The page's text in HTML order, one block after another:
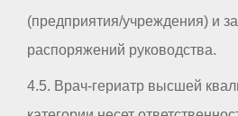
(предприятия/учреждения) и
распоряжений руководства.
4.5. Врач-гериатр высшей